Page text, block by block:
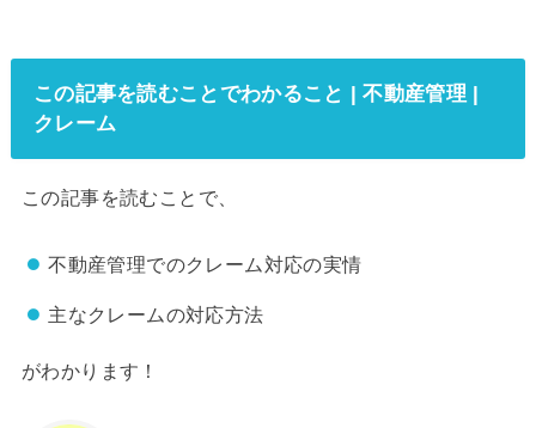
この記事を読むことでわかること | 不動産管理 |
クレーム
この記事を読むことで、
不動産管理でのクレーム対応の実情
主なクレームの対応方法
がわかります！